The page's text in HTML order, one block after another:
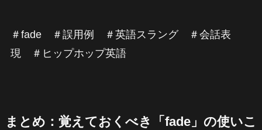
＃fade ＃誤用例 ＃英語スラング ＃会話表
現 ＃ヒップホップ英語
まとめ：覚えておくべき「fade」の使いこ